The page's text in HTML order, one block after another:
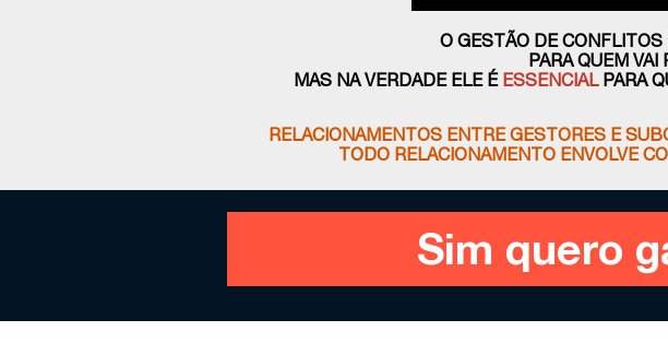
RELACIONAMENTOS ENTRE GESTORES E
TODO RELACIONAMENTO ENVOLVE
O GESTÃO DE CONFLITOS
PARA QUEM VAI
MAS NA VERDADE ELE É ESSENCIALPARA
Sim quero